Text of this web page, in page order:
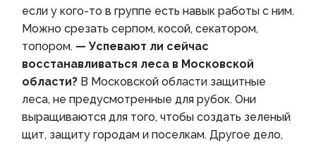
если у кого-то в группе есть навык работы с ним.
Можно срезать серпом, косой, секатором,
топором. — Успевают ли сейчас
восстанавливаться леса в Московской
области? В Московской области защитные
леса, не предусмотренные для рубок. Они
выращиваются для того, чтобы создать зеленый
щит, защиту городам и поселкам. Другое дело,